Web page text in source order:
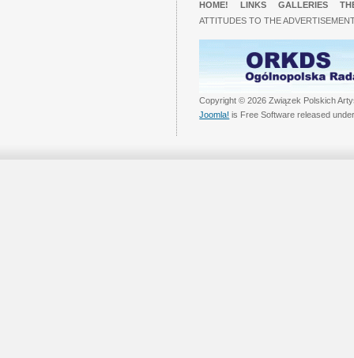
HOME! LINKS GALLERIES
ATTITUDES TO THE
Copyright © 2026 Związek Polskich
Joomla! is Free Software released